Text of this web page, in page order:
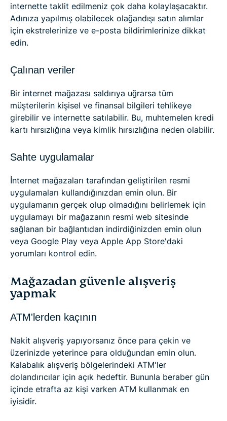
internette taklit edilmeniz çok daha kolaylaşacaktır.
Adınıza yapılmış olabilecek olağandışı satın alımlar
için ekstrelerinize ve e-posta bildirimlerinize dikkat
edin.
Çalınan veriler
Bir internet mağazası saldırıya uğrarsa tüm
müşterilerin kişisel ve finansal bilgileri tehlikeye
girebilir ve internette satılabilir. Bu, muhtemelen kredi
kartı hırsızlığına veya kimlik hırsızlığına neden olabilir.
Sahte uygulamalar
İnternet mağazaları tarafından geliştirilen resmi
uygulamaları kullandığınızdan emin olun. Bir
uygulamanın gerçek olup olmadığını belirlemek için
uygulamayı bir mağazanın resmi web sitesinde
sağlanan bir bağlantıdan indirdiğinizden emin olun
veya Google Play veya Apple App Store'daki
yorumları kontrol edin.
Mağazadan güvenle alışveriş
yapmak
ATM'lerden kaçının
Nakit alışveriş yapıyorsanız önce para çekin ve
üzerinizde yeterince para olduğundan emin olun.
Kalabalık alışveriş bölgelerindeki ATM'ler
dolandırıcılar için açık hedeftir. Bununla beraber gün
içinde etrafta az kişi varken ATM kullanmak en
iyisidir.